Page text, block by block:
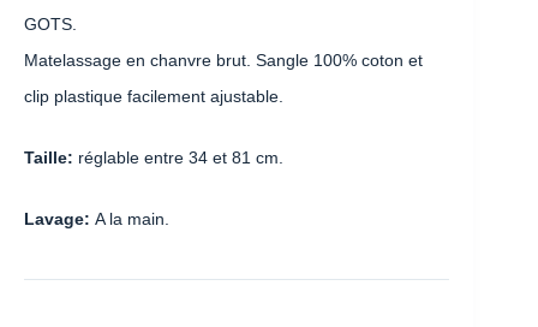
GOTS.
Matelassage en chanvre brut. Sangle 100% coton et
clip plastique facilement ajustable.
Taille: réglable entre 34 et 81 cm.
Lavage: A la main.